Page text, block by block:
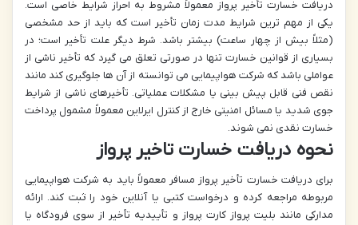
دریافت خسارت تأخیر پرواز معمولاً مشروط به احراز شرایط خاصی است.
یکی از مهم ترین شرایط مدت زمان تأخیر است که باید از حد مشخصی
(مثلاً بیش از چهار ساعت) بیشتر باشد. شرط دیگر علت تأخیر است؛ در
بسیاری از قوانین خسارت تنها در صورتی تعلق می گیرد که تأخیر ناشی از
عواملی باشد که شرکت هواپیمایی می توانسته از آن ها جلوگیری کند مانند
نقص فنی قابل پیش بینی یا مشکلات عملیاتی. تأخیرهای ناشی از شرایط
جوی شدید یا مسائل امنیتی خارج از کنترل ایرلاین معمولاً مشمول پرداخت
خسارت نقدی نمی شوند.
نحوه دریافت خسارت تاخیر پرواز
برای دریافت خسارت تأخیر پرواز مسافر معمولاً باید به شرکت هواپیمایی
مربوطه مراجعه کرده و درخواست کتبی یا آنلاین خود را ثبت کند. ارائه
مدارکی مانند بلیت پرواز کارت پرواز و تأییدیه تأخیر از سوی فرودگاه یا